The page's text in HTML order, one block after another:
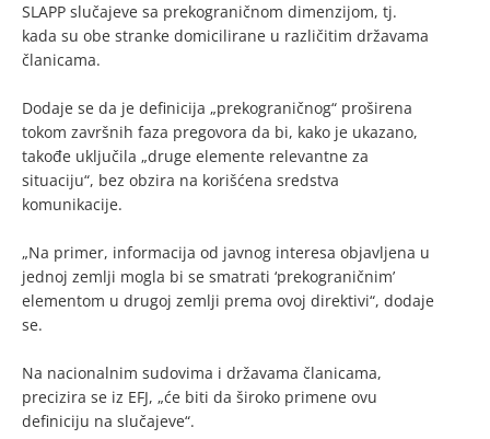
SLAPP slučajeve sa prekograničnom dimenzijom, tj.
kada su obe stranke domicilirane u različitim državama
članicama.
Dodaje se da je definicija „prekograničnog“ proširena
tokom završnih faza pregovora da bi, kako je ukazano,
takođe uključila „druge elemente relevantne za
situaciju“, bez obzira na korišćena sredstva
komunikacije.
„Na primer, informacija od javnog interesa objavljena u
jednoj zemlji mogla bi se smatrati ‘prekograničnim’
elementom u drugoj zemlji prema ovoj direktivi“, dodaje
se.
Na nacionalnim sudovima i državama članicama,
precizira se iz EFJ, „će biti da široko primene ovu
definiciju na slučajeve“.